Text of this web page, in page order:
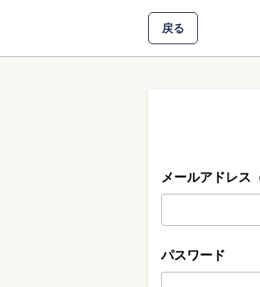
戻る
メールアドレス
パスワード